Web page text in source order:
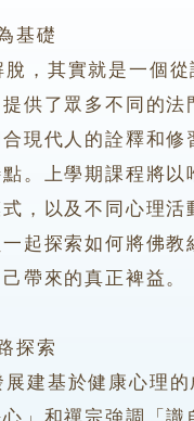
基礎
其實就是一個從
供了眾多不同的
現代人的詮釋和
。上學期課程將
，以及不同心理
起探索如何將佛
帶來的真正裨益。
探索
基於健康心理的